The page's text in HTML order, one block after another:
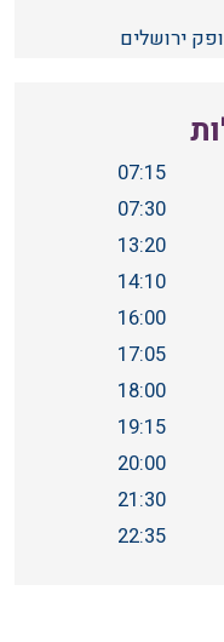
ירושלים
07:15
07:30
13:20
14:10
16:00
17:05
18:00
19:15
20:00
21:30
22:35